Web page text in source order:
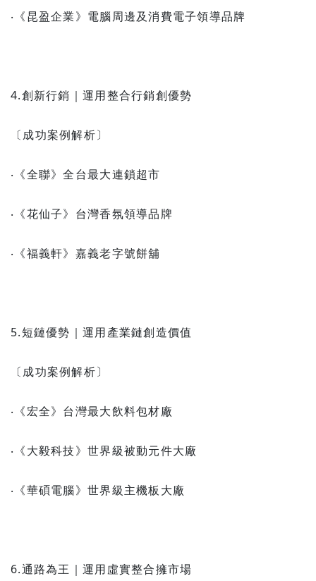
‧《昆盈企業­》電腦周邊及消費電子領導品牌
4.創新行銷｜運用整合行銷創優勢
〔成功案例解析〕
‧《全聯》全台最大連鎖超市
‧《花仙子》台灣香氛領導品牌
‧《福義軒》嘉義老字號餅舖
5.短鏈優勢｜運用產業鏈創造價值
〔成功案例解析〕
‧《宏全》台灣最大飲料包材廠
‧《大毅科技》世界級被動元件大廠
‧《華碩電腦》世界級主機板大廠
6.通路為王｜運用虛實整合擁市場